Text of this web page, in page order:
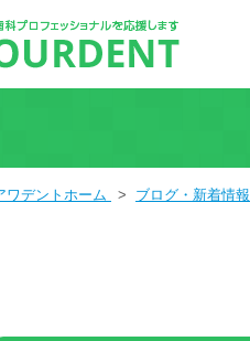
ワデントホーム > ブログ・新着情報